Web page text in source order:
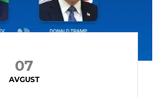
07
AVGUST